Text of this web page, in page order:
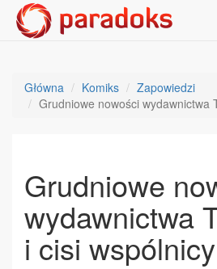
Główna Komiks
Zapowiedzi
Grudniowe nowości wydawnictwa
Grudniowe
wydawnictwa
i cisi wspólnicy